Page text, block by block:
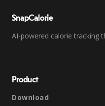
SnapCalorie
AI-powered calorie tracking
Product
Download